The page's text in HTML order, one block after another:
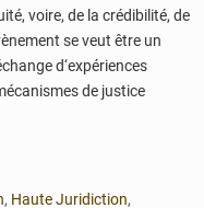
voire, de la crédibilité, de
se veut être un
d‘expériences
de justice
, Haute Juridiction,